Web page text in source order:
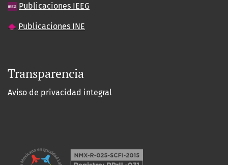
Publicaciones IEEG
Publicaciones INE
Transparencia
Aviso de privacidad integral